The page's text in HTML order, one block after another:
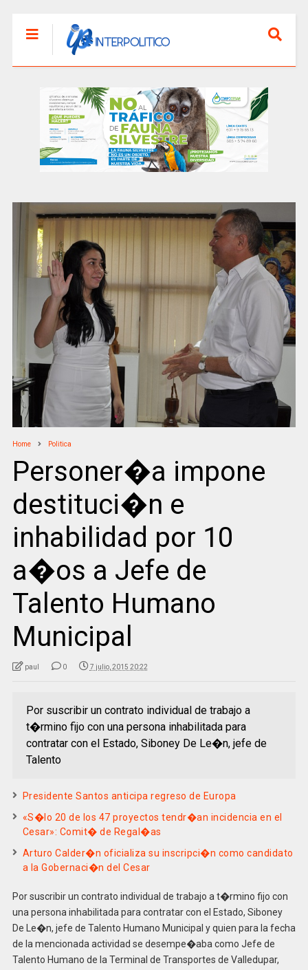
Home Politica
Personer�a impone
destituci�n e
inhabilidad por 10
a�os a Jefe de
Talento Humano
Municipal
paul 0 7 julio, 2015 20:22
Por suscribir un contrato individual de trabajo a
t�rmino fijo con una persona inhabilitada para
contratar con el Estado, Siboney De Le�n, jefe de
Talento
Presidente Santos anticipa regreso de Europa
«S�lo 20 de los 47 proyectos tendr�an incidencia en el
Cesar»: Comit� de Regal�as
Arturo Calder�n oficializa su inscripci�n como candidato
a la Gobernaci�n del Cesar
Por suscribir un contrato individual de trabajo a t�rmino fijo con
una persona inhabilitada para contratar con el Estado, Siboney
De Le�n, jefe de Talento Humano Municipal y quien para la fecha
de la mencionada actividad se desempe�aba como Jefe de
Talento Humano de la Terminal de Transportes de Valledupar,